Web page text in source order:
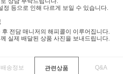
등으로 인해 다르게 보일 수 있습니다.
전담 매니저의 해피콜이 이루어집니다.
실제 배달된 상품 사진을 보내드립니다.
배송정보 관련상품 Q&A